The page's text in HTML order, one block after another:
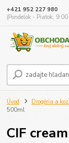
+421 952 227 980
(Pondelok - Piatok,
Úvod Drogéria a
500ml
CIF